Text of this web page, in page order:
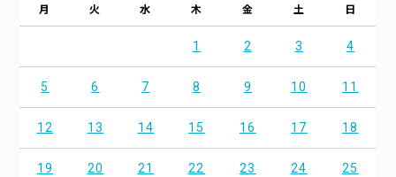
月 火 水 木 金 土 日
1 2 3 4
5 6 7 8 9 10 11
12 13 14 15 16 17 18
19 20 21 22 23 24 25